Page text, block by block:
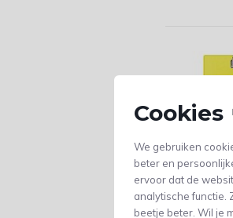
Cookies
We gebruiken
beter en
ervoor dat de
analytische functie.
beetje beter. Wil je
MAUL